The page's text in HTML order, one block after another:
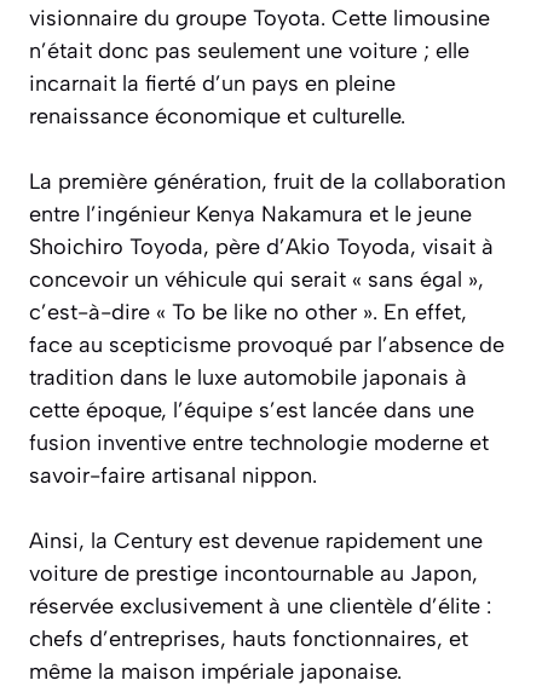
visionnaire du groupe Toyota. Cette limousine
n’était donc pas seulement une voiture ; elle
incarnait la fierté d’un pays en pleine
renaissance économique et culturelle.
La première génération, fruit de la collaboration
entre l’ingénieur Kenya Nakamura et le jeune
Shoichiro Toyoda, père d’Akio Toyoda, visait à
concevoir un véhicule qui serait « sans égal »,
c’est-à-dire « To be like no other ». En effet,
face au scepticisme provoqué par l’absence de
tradition dans le luxe automobile japonais à
cette époque, l’équipe s’est lancée dans une
fusion inventive entre technologie moderne et
savoir-faire artisanal nippon.
Ainsi, la Century est devenue rapidement une
voiture de prestige incontournable au Japon,
réservée exclusivement à une clientèle d’élite :
chefs d’entreprises, hauts fonctionnaires, et
même la maison impériale japonaise.